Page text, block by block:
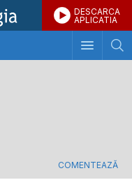
DESCARCA
APLICATIA
COMENTEAZĂ